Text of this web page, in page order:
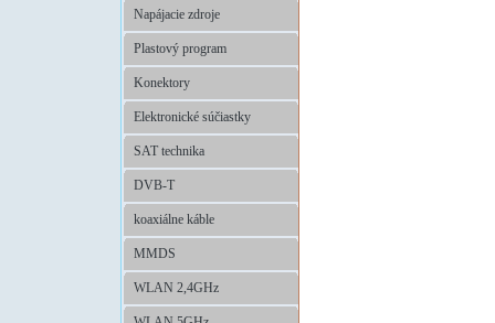
Napájacie zdroje
Plastový program
Konektory
Elektronické súčiastky
SAT technika
DVB-T
koaxiálne káble
MMDS
WLAN 2,4GHz